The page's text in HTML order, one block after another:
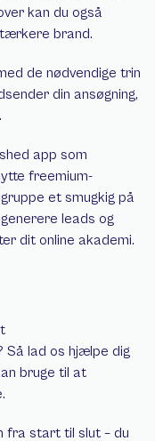
kan du også
brand.
de nødvendige trin
din ansøgning,
app som
freemium-
et smugkig på
leads og
dit online akademi.
Så lad os hjælpe dig
bruge til at
fra start til slut – du